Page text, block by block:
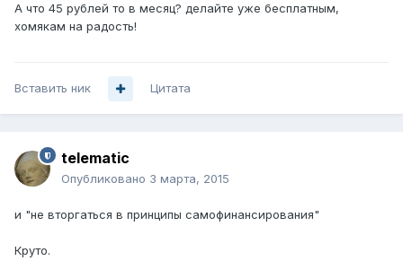
А что 45 рублей то в месяц? делайте уже бесплатным,
хомякам на радость!
Вставить ник Цитата
telematic
Опубликовано 3 марта, 2015
и "не вторгаться в принципы самофинансирования"
Круто.